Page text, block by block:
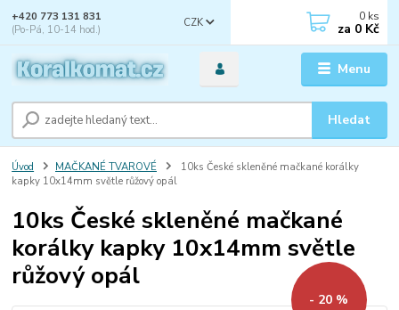
Menu
CZK
Hledat
+420 773 131 831
(Po-Pá, 10-14 hod.)
0 ks
za 0 Kč
Úvod MAČKANÉ TVAROVÉ
10ks České skleněné mačkané korálky
kapky 10x14mm světle růžový opál
10ks České skleněné mačkané
korálky kapky 10x14mm světle
růžový opál
- 20 %